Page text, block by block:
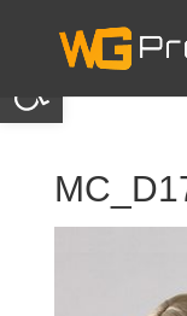
Otwórz pasek narzędzi
content